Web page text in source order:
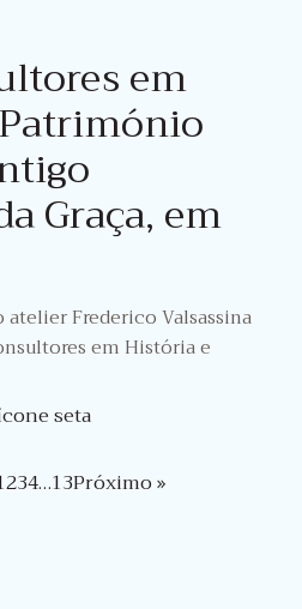
em
Graça, em
Frederico Valsassina
em História e
234…13Próximo »